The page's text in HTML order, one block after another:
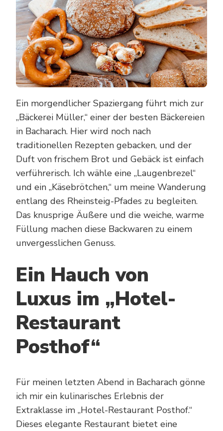
Ein morgendlicher Spaziergang führt mich zur
„Bäckerei Müller,“ einer der besten Bäckereien
in Bacharach. Hier wird noch nach
traditionellen Rezepten gebacken, und der
Duft von frischem Brot und Gebäck ist einfach
verführerisch. Ich wähle eine „Laugenbrezel“
und ein „Käsebrötchen,“ um meine Wanderung
entlang des Rheinsteig-Pfades zu begleiten.
Das knusprige Äußere und die weiche, warme
Füllung machen diese Backwaren zu einem
unvergesslichen Genuss.
Ein Hauch von
Luxus im „Hotel-
Restaurant
Posthof“
Für meinen letzten Abend in Bacharach gönne
ich mir ein kulinarisches Erlebnis der
Extraklasse im „Hotel-Restaurant Posthof.“
Dieses elegante Restaurant bietet eine